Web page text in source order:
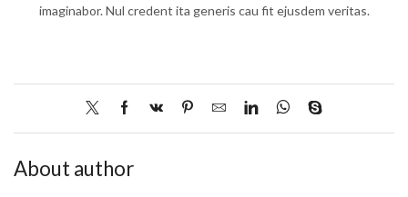
imaginabor. Nul credent ita generis cau fit ejusdem veritas.
About author